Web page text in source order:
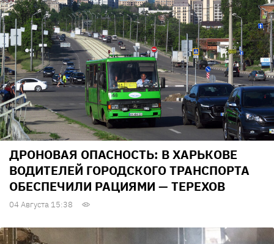
ДРОНОВАЯ ОПАСНОСТЬ: В ХАРЬКОВЕ
ВОДИТЕЛЕЙ ГОРОДСКОГО ТРАНСПОРТА
ОБЕСПЕЧИЛИ РАЦИЯМИ — ТЕРЕХОВ
04 Августа 15:38